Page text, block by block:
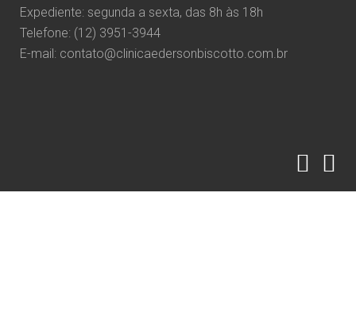
Expediente: segunda a sexta, das 8h às 18h
Telefone: (12) 3951-3944
E-mail: contato@clinicaedersonbiscotto.com.br